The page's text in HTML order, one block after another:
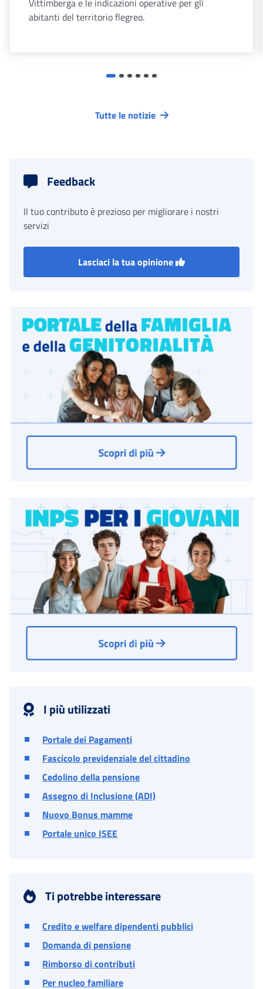
Vittimberga e le indicazioni operative per gli
abitanti del territorio flegreo.
Tutte le notizie
Feedback
Il tuo contributo è prezioso per migliorare i nostri
servizi
Lasciaci la tua opinione
I più utilizzati
Portale dei Pagamenti
Fascicolo previdenziale del cittadino
Cedolino della pensione
Assegno di Inclusione (ADI)
Nuovo Bonus mamme
Portale unico ISEE
Ti potrebbe interessare
Credito e welfare dipendenti pubblici
Domanda di pensione
Rimborso di contributi
Per nucleo familiare